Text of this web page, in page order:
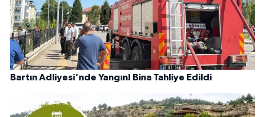
Bartın Adliyesi'nde Yangın! Bina Tahliye Edildi